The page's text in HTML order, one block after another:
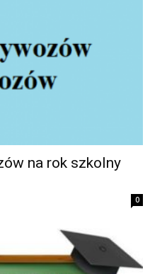
na rok szkolny
0